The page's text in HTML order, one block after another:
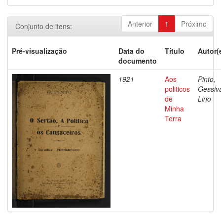
Anterior 1 Próximo
Conjunto de itens:
Pré-visualização
Data do
documento
Título
1921
Aos
politicos
de
Minha
Terra
Pinto,
Lino